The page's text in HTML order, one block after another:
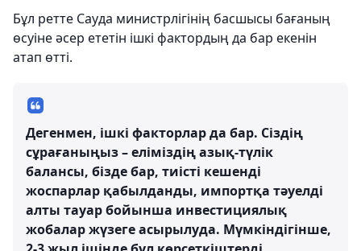
Бұл ретте Сауда министрлігінің басшысы бағаның
өсуіне әсер ететін ішкі фактордың да бар екенін
атап өтті.
Дегенмен, ішкі факторлар да бар. Сіздің
сұрағаныңыз – еліміздің азық-түлік
балансы, бізде бар, тиісті кешенді
жоспарлар қабылданды, импортқа тәуелді
алты тауар бойынша инвестициялық
жобалар жүзеге асырылуда. Мүмкіндігінше,